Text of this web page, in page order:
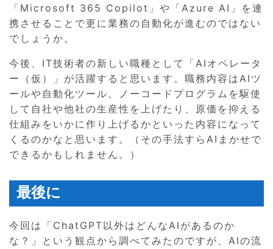
「Microsoft 365 Copilot」や「Azure AI」を連
携させることで更に業務の自動化が進むのではない
でしょうか。
今後、IT技術者の新しい職種として「AIオペレータ
ー（仮）」が活躍すると思います。職務内容はAIツ
ールや自動化ツール、ノーコードプログラムを駆使
して自社や他社の生産性を上げたり、原価を抑える
仕組みをいかに作り上げるかといった内容になって
くるのかなと思います。（その手法すらAIまかせで
できるかもしれません。）
最後に
今回は「ChatGPT以外はどんなAIがあるのか
な？」という観点から調べてみたのですが、AIの流